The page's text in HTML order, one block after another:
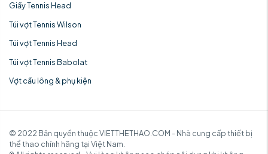
Giầy Tennis Head
Túi vợt Tennis Wilson
Túi vợt Tennis Head
Túi vợt Tennis Babolat
Vợt cầu lông & phụ kiện
© 2022 Bản quyền thuộc VIETTHETHAO.COM - Nhà cung cấp thiết bị
thể thao chính hãng tại Việt Nam.